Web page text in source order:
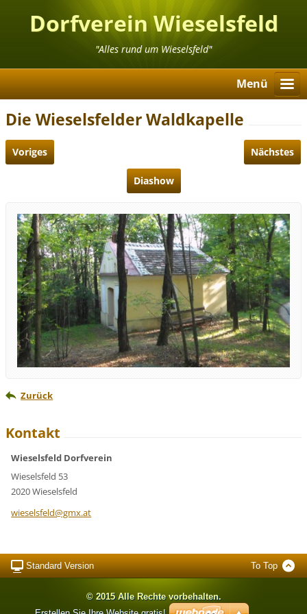
Dorfverein Wieselsfeld
"Alles rund um Wieselsfeld"
Menü
Die Wieselsfelder Waldkapelle
Voriges Nächstes
Diashow
Zurück
Kontakt
Wieselsfeld Dorfverein
Wieselsfeld 53
2020 Wieselsfeld
wieselsfeld@gmx.at
Standard Version To Top
© 2015 Alle Rechte vorbehalten.